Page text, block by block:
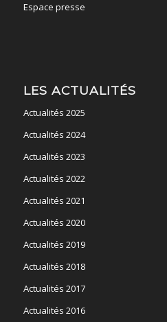
Espace presse
LES ACTUALITÉS
Actualités 2025
Actualités 2024
Actualités 2023
Actualités 2022
Actualités 2021
Actualités 2020
Actualités 2019
Actualités 2018
Actualités 2017
Actualités 2016